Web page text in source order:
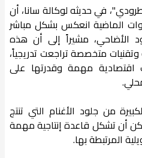
في حديثه لوكالة سانا، أن
الماضية انعكس بشكل مباشر
الأضاحي، مشيراً إلى أن هذه
متخصصة تراجعت تدريجياً،
مهمة وقدرتها على
من جلود الأغنام التي تنتج
أن تشكل قاعدة إنتاجية مهمة
المرتبطة بها.